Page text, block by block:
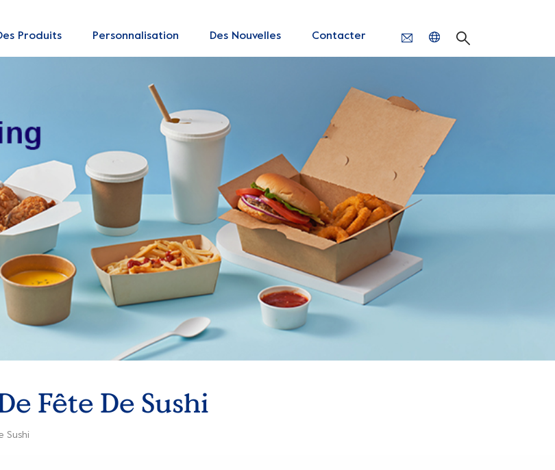
Produits Personnalisation Des Nouvelles Contacter
Fête De Sushi
Sushi